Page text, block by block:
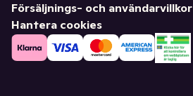
Försäljnings- och användarvillkor
Hantera cookies